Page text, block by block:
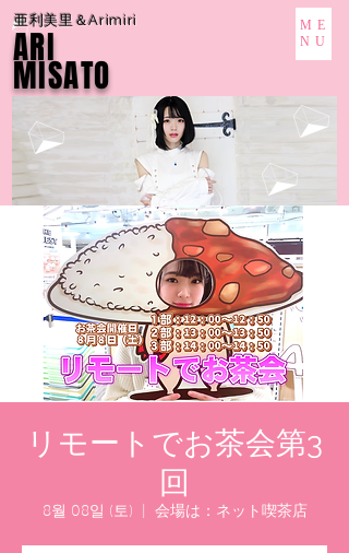
亜利美里＆Arimiri
ARI
MISATO
ME
NU
リモートでお茶会第3
回
8월 08일 (토) 会場は：ネット喫茶店